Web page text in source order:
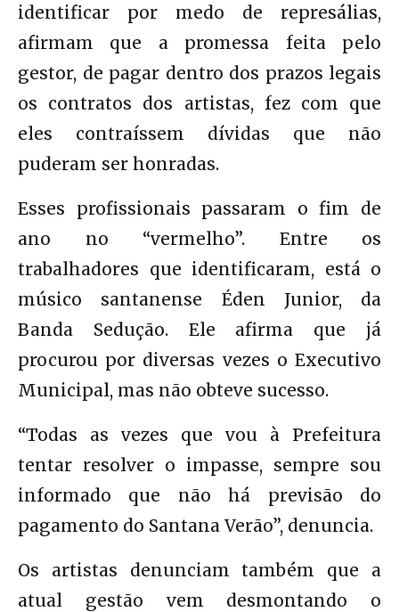
identificar por medo de represálias,
afirmam que a promessa feita pelo
gestor, de pagar dentro dos prazos legais
os contratos dos artistas, fez com que
eles contraíssem dívidas que não
puderam ser honradas.
Esses profissionais passaram o fim de
ano no “vermelho”. Entre os
trabalhadores que identificaram, está o
músico santanense Éden Junior, da
Banda Sedução. Ele afirma que já
procurou por diversas vezes o Executivo
Municipal, mas não obteve sucesso.
“Todas as vezes que vou à Prefeitura
tentar resolver o impasse, sempre sou
informado que não há previsão do
pagamento do Santana Verão”, denuncia.
Os artistas denunciam também que a
atual gestão vem desmontando o